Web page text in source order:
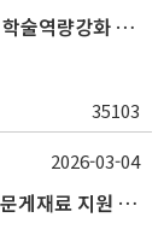
[대학원생]2026학년도 1학기 현송학술기금 학술역량강화 사업 안내
35103
2026학년도 인문대학 재학생 우수학술지 논문게재료 지원 안내
2026-03-04